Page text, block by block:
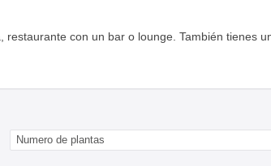
con un bar o lounge. También tienes
Numero de plantas